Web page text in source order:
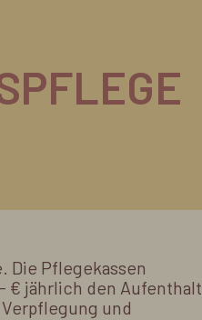
Pflegekassen
€ jährlich den Aufenthalt
und